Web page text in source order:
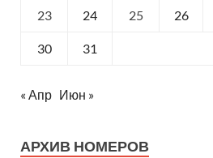
23 24 25 26
30 31
« Апр Июн »
АРХИВ НОМЕРОВ